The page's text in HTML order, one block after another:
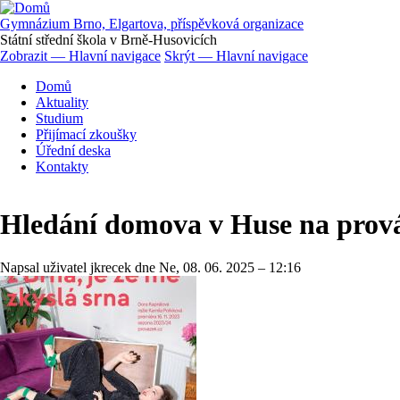
Přejít
k
hlavnímu
obsahu
Gymnázium Brno, Elgartova, příspěvková organizace
Státní střední škola v Brně-Husovicích
Hlavní
navigace
Zobrazit — Hlavní navigace Skrýt — Hlavní navigace
Domů
Aktuality
Studium
Přijímací zkoušky
Úřední deska
Kontakty
Hledání domova v Huse na
Napsal uživatel jkrecek dne Ne, 08. 06. 2025 – 12:16